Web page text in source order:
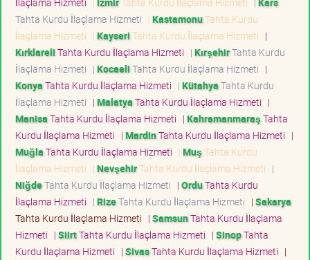
Tahta Kurdu İlaçlama Hizmeti | KastamonuTahta Kurdu
İlaçlama Hizmeti | KayseriTahta Kurdu İlaçlama Hizmeti |
KırklareliTahta Kurdu İlaçlama Hizmeti | KırşehirTahta Kurdu
İlaçlama Hizmeti | KocaeliTahta Kurdu İlaçlama Hizmeti |
KonyaTahta Kurdu İlaçlama Hizmeti | KütahyaTahta Kurdu
İlaçlama Hizmeti | MalatyaTahta Kurdu İlaçlama Hizmeti |
ManisaTahta Kurdu İlaçlama Hizmeti | KahramanmaraşTahta
Kurdu İlaçlama Hizmeti | MardinTahta Kurdu İlaçlama Hizmeti |
MuğlaTahta Kurdu İlaçlama Hizmeti | MuşTahta Kurdu
İlaçlama Hizmeti | NevşehirTahta Kurdu İlaçlama Hizmeti |
NiğdeTahta Kurdu İlaçlama Hizmeti | OrduTahta Kurdu
İlaçlama Hizmeti | RizeTahta Kurdu İlaçlama Hizmeti | Sakarya
Tahta Kurdu İlaçlama Hizmeti | SamsunTahta Kurdu İlaçlama
Hizmeti | SiirtTahta Kurdu İlaçlama Hizmeti | SinopTahta
Kurdu İlaçlama Hizmeti | SivasTahta Kurdu İlaçlama Hizmeti |